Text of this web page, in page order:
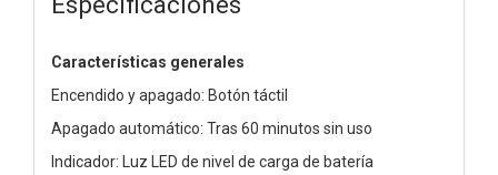
Características generales
Encendido y apagado: Botón táctil
Apagado automático: Tras 60 minutos sin uso
Indicador: Luz LED de nivel de carga de batería